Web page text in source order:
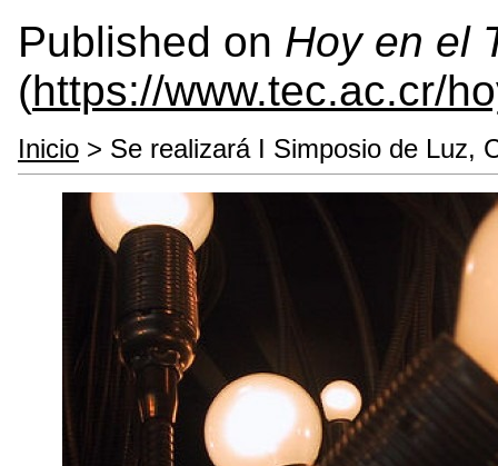
Published on Hoy en el
(https://www.tec.ac.cr/
Inicio > Se realizará I Simposio de Luz,